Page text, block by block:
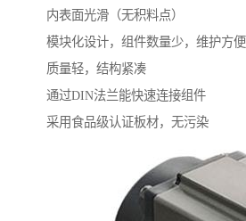
内表面光滑（无积料点）
模块化设计，组件数量少，维护方便
质量轻，结构紧凑
通过DIN法兰能快速连接组件
采用食品级认证板材，无污染